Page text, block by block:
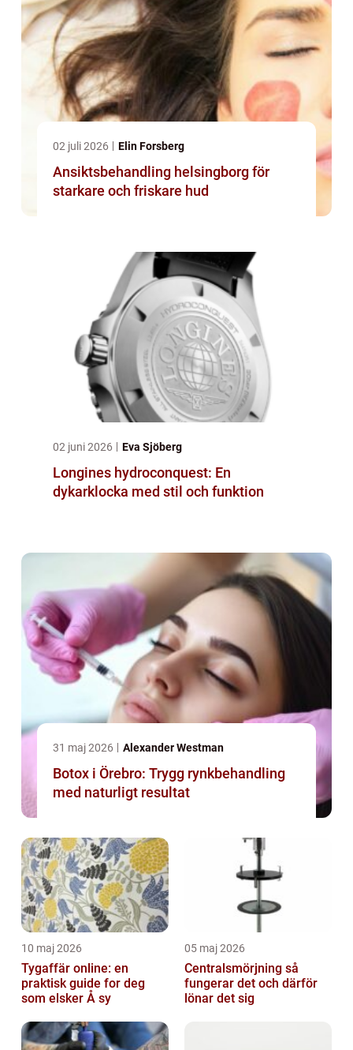
02 juli 2026 Elin Forsberg
Ansiktsbehandling helsingborg för
starkare och friskare hud
02 juni 2026 Eva Sjöberg
Longines hydroconquest: En
dykarklocka med stil och funktion
31 maj 2026 Alexander Westman
Botox i Örebro: Trygg rynkbehandling
med naturligt resultat
10 maj 2026
Tygaffär online: en
praktisk guide for deg
som elsker Å sy
05 maj 2026
Centralsmörjning så
fungerar det och därför
lönar det sig